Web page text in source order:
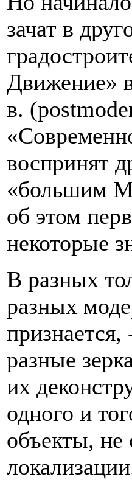
зачат в
Движение»
в.
воспринят
«большим
об этом
некоторые
В разных
разных
разные
их
одного и
объекты,